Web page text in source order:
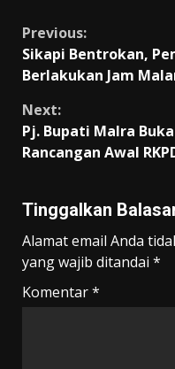
Continue
Reading
Previous:
Sikapi Bentrokan,
Berlakukan Jam
Next:
Pj. Bupati Malra
Rancangan Awal
Tinggalkan
Alamat email Anda
yang wajib ditandai *
Komentar*